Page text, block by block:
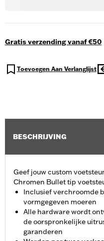
Gratis verzending vanaf €50
Toevoegen Aan Verlanglijst
BESCHRIJVING
Geef jouw custom
Chromen Bullet tip
Inclusief verchroomde
vormgegeven moeren
Alle hardware wordt
de oorspronkelijke
garanderen